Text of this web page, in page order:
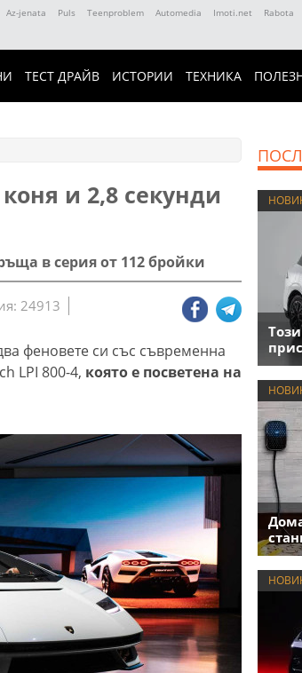
Az-jenata Puls Teenproblem Automedia Imoti.net Rabota
ТЕСТ ДРАЙВ ИСТОРИИ ТЕХНИКА
и 2,8 секунди
в серия от 112 бройки
24913
феновете си със съвременна
LPI 800-4, която е посветена на